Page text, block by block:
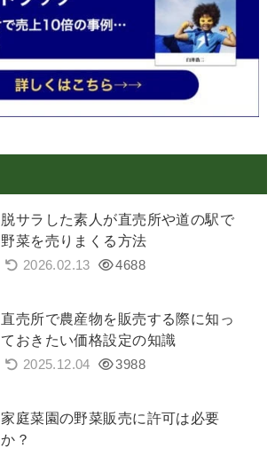
脱サラした素人が直売所や道の駅で
野菜を売りまくる方法
2026.02.13 4688
直売所で農産物を販売する際に知っ
ておきたい価格設定の知識
2025.12.04 3988
家庭菜園の野菜販売に許可は必要
か？